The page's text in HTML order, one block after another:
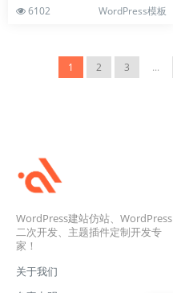
6102 WordPress模板
1 2 3 ...
WordPress建站仿站、WordPress
二次开发、主题插件定制开发专
家！
关于我们